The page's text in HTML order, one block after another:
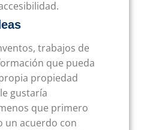
trabajos de
que pueda
propiedad
gustaría
que primero
un acuerdo con